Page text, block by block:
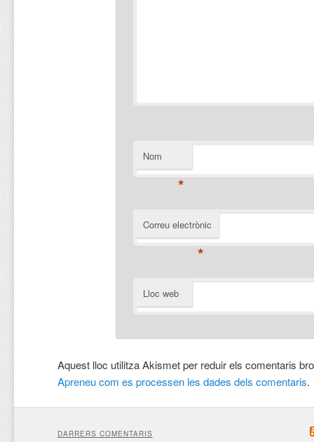
Nom
*
Correu electrònic
*
Lloc web
Aquest lloc utilitza Akismet per reduir els comentaris
Apreneu com es processen les dades dels comentaris.
DARRERS COMENTARIS